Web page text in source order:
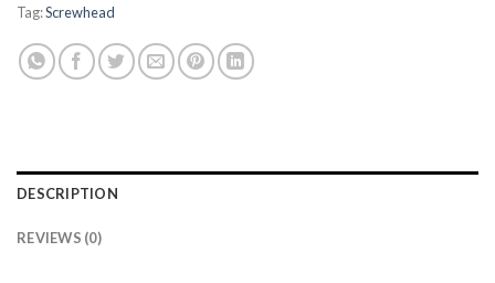
Tag:Screwhead
DESCRIPTION
REVIEWS (0)